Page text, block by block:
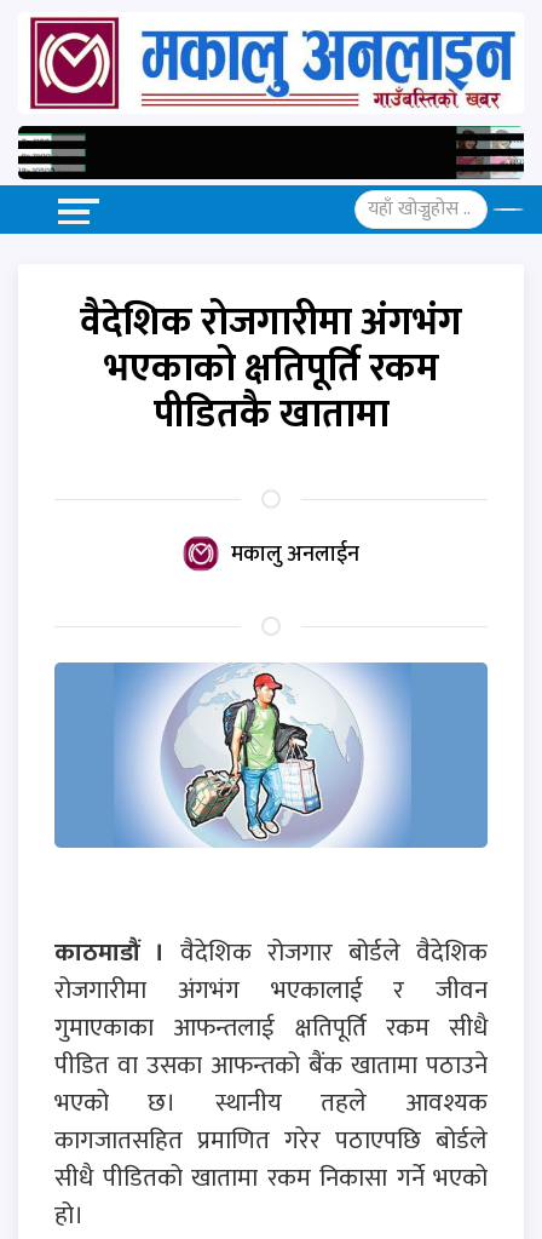
वैदेशिक रोजगारीमा अंगभंग
भएकाको क्षतिपूर्ति रकम
पीडितकै खातामा
मकालु अनलाईन
काठमाडौं । वैदेशिक रोजगार बोर्डले वैदेशिक
रोजगारीमा अंगभंग भएकालाई र जीवन
गुमाएकाका आफन्तलाई क्षतिपूर्ति रकम सीधै
पीडित वा उसका आफन्तको बैंक खातामा पठाउने
भएको छ। स्थानीय तहले आवश्यक
कागजातसहित प्रमाणित गरेर पठाएपछि बोर्डले
सीधै पीडितको खातामा रकम निकासा गर्ने भएको
हो।